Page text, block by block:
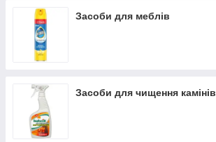
Засоби для меблів
Засоби для чищення камінів